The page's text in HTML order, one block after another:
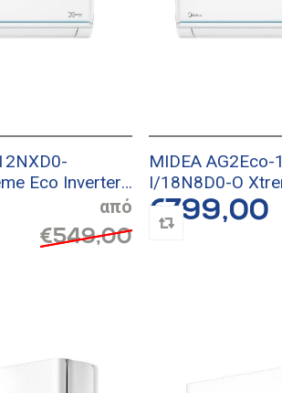
Eco Inverter
€549,00
MIDEA AG2Eco-
I/18N8D0-O
Κλιματιστικό
€799,00